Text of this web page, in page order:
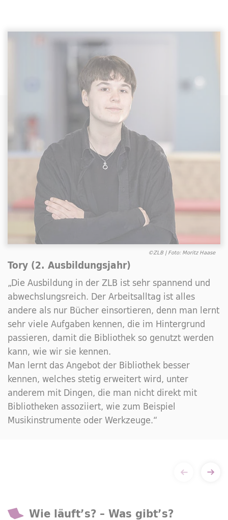
©ZLB | Foto: Moritz Haase
Tory (2. Ausbildungsjahr)
„Die Ausbildung in der ZLB ist sehr spannend und
abwechslungsreich. Der Arbeitsalltag ist alles
andere als nur Bücher einsortieren, denn man lernt
sehr viele Aufgaben kennen, die im Hintergrund
passieren, damit die Bibliothek so genutzt werden
kann, wie wir sie kennen.
Man lernt das Angebot der Bibliothek besser
kennen, welches stetig erweitert wird, unter
anderem mit Dingen, die man nicht direkt mit
Bibliotheken assoziiert, wie zum Beispiel
Musikinstrumente oder Werkzeuge.“
Wie läuft’s? – Was gibt’s?